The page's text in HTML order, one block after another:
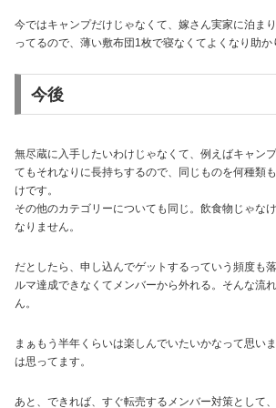
今ではキャンプだけじゃなくて、嫁さん実家に泊ま
ってるので、薄い敷布団1枚で寝なくてよくなり助か
今後
無尽蔵に入手したいわけじゃなくて、例えばキャン
てもそれなりに長持ちするので、同じものを何種類
けです。
その他のカテゴリーについても同じ。飲食物じゃな
なりません。
だとしたら、申し込んでゲットするっていう頻度も
ルマ達成できなくてメンバーから外れる。そんな流
ん。
まぁもう半年くらいは楽しんでいたいかなって思い
は思ってます。
あと、できれば、すぐ転売するメンバー対策として